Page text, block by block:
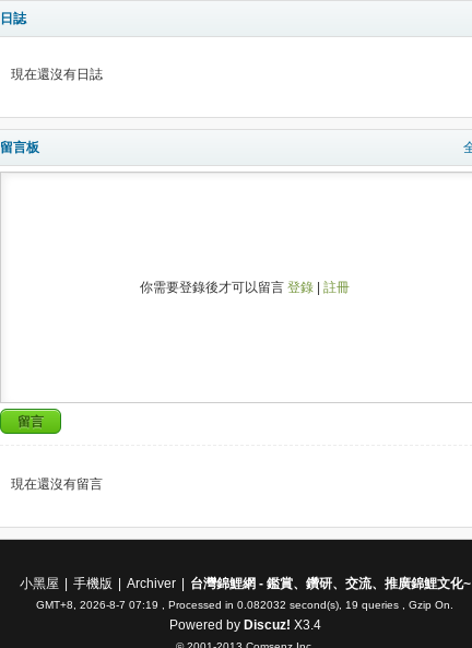
日誌
現在還沒有日誌
留言板
你需要登錄後才可以留言 登錄 註冊
留言
現在還沒有留言
小黑屋 手機版 Archiver 台灣錦鯉網 - 鑑賞、鑽研、交流、推廣錦鯉文化~
GMT+8, 2026-8-7 07:19 , Processed in 0.082032 second(s), 19 queries , Gzip On.
Powered by Discuz! X3.4